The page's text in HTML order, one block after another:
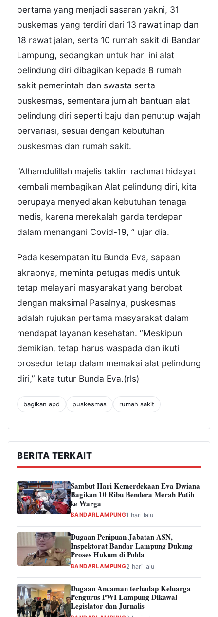
pertama yang menjadi sasaran yakni, 31
puskemas yang terdiri dari 13 rawat inap dan
18 rawat jalan, serta 10 rumah sakit di Bandar
Lampung, sedangkan untuk hari ini alat
pelindung diri dibagikan kepada 8 rumah
sakit pemerintah dan swasta serta
puskesmas, sementara jumlah bantuan alat
pelindung diri seperti baju dan penutup wajah
bervariasi, sesuai dengan kebutuhan
puskesmas dan rumah sakit.
“Alhamdulillah majelis taklim rachmat hidayat
kembali membagikan Alat pelindung diri, kita
berupaya menyediakan kebutuhan tenaga
medis, karena merekalah garda terdepan
dalam menangani Covid-19, ” ujar dia.
Pada kesempatan itu Bunda Eva, sapaan
akrabnya, meminta petugas medis untuk
tetap melayani masyarakat yang berobat
dengan maksimal Pasalnya, puskesmas
adalah rujukan pertama masyarakat dalam
mendapat layanan kesehatan. “Meskipun
demikian, tetap harus waspada dan ikuti
prosedur tetap dalam memakai alat pelindung
diri,” kata tutur Bunda Eva.(rls)
bagikan apd puskesmas rumah sakit
BERITA TERKAIT
Sambut Hari Kemerdekaan Eva Dwiana
Bagikan 10 Ribu Bendera Merah Putih
ke Warga
BANDARLAMPUNG1 hari lalu
Dugaan Penipuan Jabatan ASN,
Inspektorat Bandar Lampung Dukung
Proses Hukum di Polda
BANDARLAMPUNG2 hari lalu
Dugaan Ancaman terhadap Keluarga
Pengurus PWI Lampung Dikawal
Legislator dan Jurnalis